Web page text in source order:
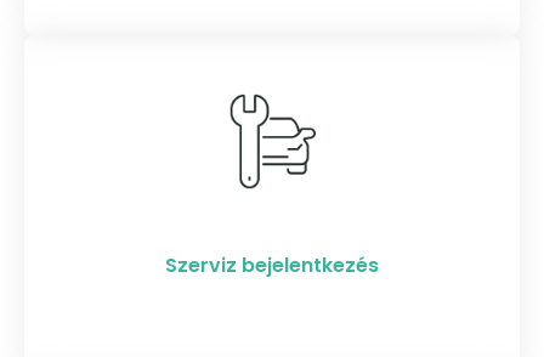
Szerviz bejelentkezés